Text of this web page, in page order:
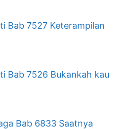
Bab 7527 Keterampilan
Bab 7526 Bukankah kau
Bab 6833 Saatnya